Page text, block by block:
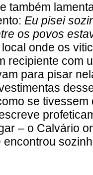
também
Eu pisei
os povos
onde os
recipiente com
para pisar
se
– o Calvário
encontrou